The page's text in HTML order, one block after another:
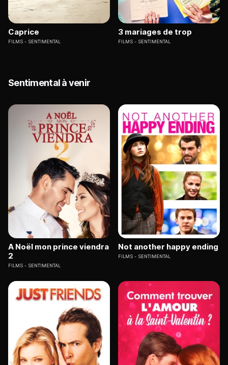
Caprice
FILMS SENTIMENTAL
3 mariages de trop
FILMS SENTIMENTAL
Sentimental à venir
A Noël mon prince viendra
2
FILMS SENTIMENTAL
Not another happy ending
FILMS SENTIMENTAL